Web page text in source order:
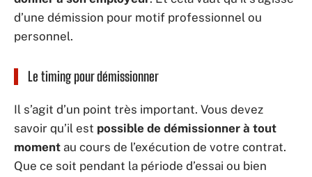
d’une démission pour motif professionnel ou
personnel.
Le timing pour démissionner
Il s’agit d’un point très important. Vous devez
savoir qu’il est possible de démissionner à tout
moment au cours de l’exécution de votre contrat.
Que ce soit pendant la période d’essai ou bien